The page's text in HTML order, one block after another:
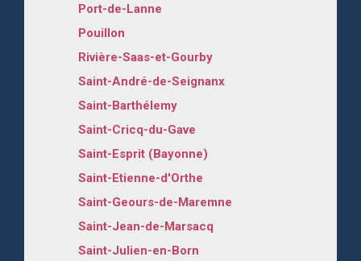
Port-de-Lanne
Pouillon
Rivière-Saas-et-Gourby
Saint-André-de-Seignanx
Saint-Barthélemy
Saint-Cricq-du-Gave
Saint-Esprit (Bayonne)
Saint-Etienne-d'Orthe
Saint-Geours-de-Maremne
Saint-Jean-de-Marsacq
Saint-Julien-en-Born